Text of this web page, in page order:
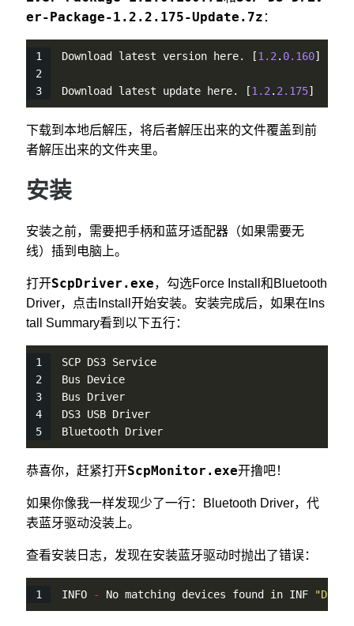
er-Package-1.2.2.175-Update.7z ：
Download latest version here. [1.2 . 0.160]
Download latest update here. [1.2 . 2.175]
下载到本地后解压，将后者解压出来的文件覆盖到前
者解压出来的文件夹里。
安装
安装之前，需要把手柄和蓝牙适配器（如果需要无
线）插到电脑上。
打开ScpDriver.exe，勾选Force Install和Bluetooth
Driver，点击Install开始安装。安装完成后，如果在Ins
tall Summary看到以下五行：
SCP DS3 Service
Bus Device
Bus Driver
DS3 USB Driver
Bluetooth Driver
恭喜你，赶紧打开ScpMonitor.exe开撸吧！
如果你像我一样发现少了一行：Bluetooth Driver，代
表蓝牙驱动没装上。
查看安装日志，发现在安装蓝牙驱动时抛出了错误：
INFO - No matching devices found in INF